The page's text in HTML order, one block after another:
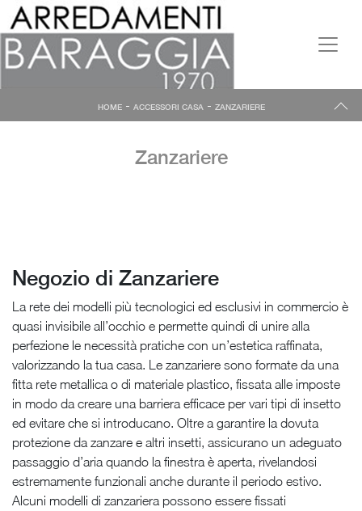
HOME- ACCESSORI CASA - ZANZARIERE
Zanzariere
Negozio di Zanzariere
La rete dei modelli più tecnologici ed esclusivi in commercio è
quasi invisibile all’occhio e permette quindi di unire alla
perfezione le necessità pratiche con un’estetica raffinata,
valorizzando la tua casa. Le zanzariere sono formate da una
fitta rete metallica o di materiale plastico, fissata alle imposte
in modo da creare una barriera efficace per vari tipi di insetto
ed evitare che si introducano. Oltre a garantire la dovuta
protezione da zanzare e altri insetti, assicurano un adeguato
passaggio d’aria quando la finestra è aperta, rivelandosi
estremamente funzionali anche durante il periodo estivo.
Alcuni modelli di zanzariera possono essere fissati